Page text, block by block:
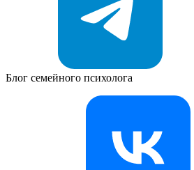
Блог семейного психолога